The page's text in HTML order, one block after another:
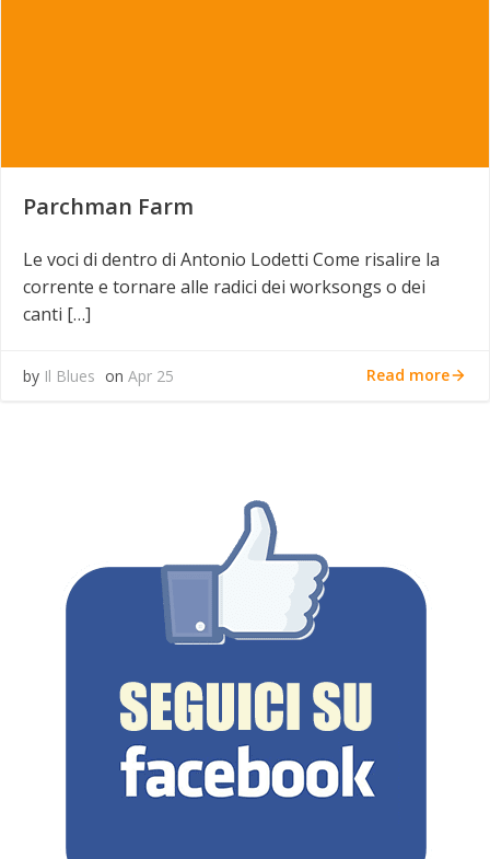
Parchman Farm
Le voci di dentro di Antonio Lodetti Come risalire la
corrente e tornare alle radici dei worksongs o dei
canti […]
by Il Blues on Apr 25 Read more